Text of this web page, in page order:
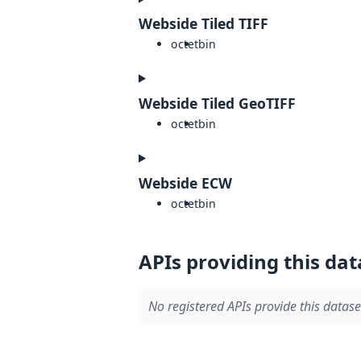
Webside Tiled TIFF
octetbin
Webside Tiled GeoTIFF
octetbin
Webside ECW
octetbin
APIs providing this
No registered APIs provide this